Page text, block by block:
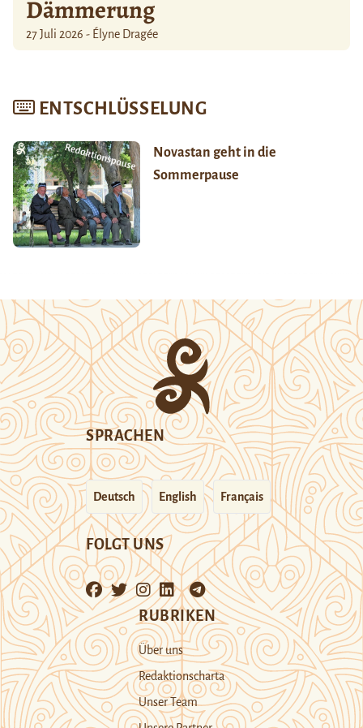
Dämmerung
27 Juli 2026 - Élyne Dragée
ENTSCHLÜSSELUNG
Novastan geht in die
Sommerpause
SPRACHEN
Deutsch English Français
FOLGT UNS
RUBRIKEN
Über uns
Redaktionscharta
Unser Team